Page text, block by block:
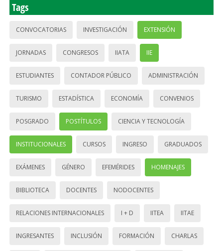
Tags
CONVOCATORIAS INVESTIGACIÓN EXTENSIÓN
JORNADAS CONGRESOS IIATA IIE
ESTUDIANTES CONTADOR PÚBLICO ADMINISTRACIÓN
TURISMO ESTADÍSTICA ECONOMÍA CONVENIOS
POSGRADO POSTÍTULOS CIENCIA Y TECNOLOGÍA
INSTITUCIONALES CURSOS INGRESO GRADUADOS
EXÁMENES GÉNERO EFEMÉRIDES HOMENAJES
BIBLIOTECA DOCENTES NODOCENTES
RELACIONES INTERNACIONALES I + D IITEA IITAE
INGRESANTES INCLUSIÓN FORMACIÓN CHARLAS